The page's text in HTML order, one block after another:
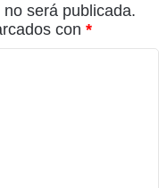
será publicada.
con *